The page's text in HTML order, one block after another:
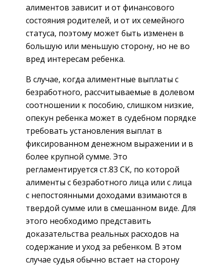
алиментов зависит и от финансового
состояния родителей, и от их семейного
статуса, поэтому может быть изменен в
большую или меньшую сторону, но не во
вред интересам ребенка.
В случае, когда алиментные выплаты с
безработного, рассчитываемые в долевом
соотношении к пособию, слишком низкие,
опекун ребенка может в судебном порядке
требовать установления выплат в
фиксированном денежном выражении и в
более крупной сумме. Это
регламентируется ст.83 СК, по которой
алименты с безработного лица или с лица
с непостоянными доходами взимаются в
твердой сумме или в смешанном виде. Для
этого необходимо представить
доказательства реальных расходов на
содержание и уход за ребенком. В этом
случае судья обычно встает на сторону